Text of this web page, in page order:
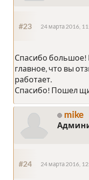
#23 24 марта 2016,
Спасибо большое!
главное, что вы
работает.
Спасибо! Пошел
mike
#24 24 марта 2016,